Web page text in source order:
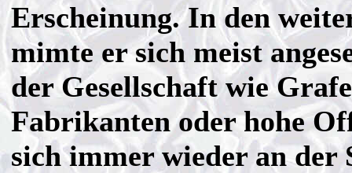
Erscheinung. In den
mimte er sich meist
der Gesellschaft wie
Fabrikanten oder hohe
sich immer wieder an der